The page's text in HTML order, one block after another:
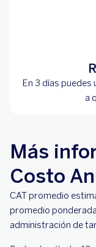
En 3 días
a
Más
Costo
CAT promedio
promedio
administración de